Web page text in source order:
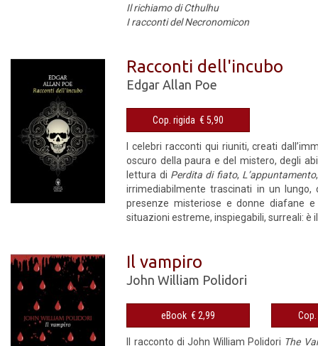
Il richiamo di Cthulhu
I racconti del Necronomicon
Racconti dell'incubo
Edgar Allan Poe
Cop. rigida € 5,90
I celebri racconti qui riuniti, creati
oscuro della paura e del mistero, degli
lettura di Perdita di fiato, L’appuntamento
irrimediabilmente trascinati in un
presenze misteriose e donne diafane
situazioni estreme, inspiegabili, surreali:
Il vampiro
John William Polidori
eBook € 2,99
Il racconto di John William Polidori The